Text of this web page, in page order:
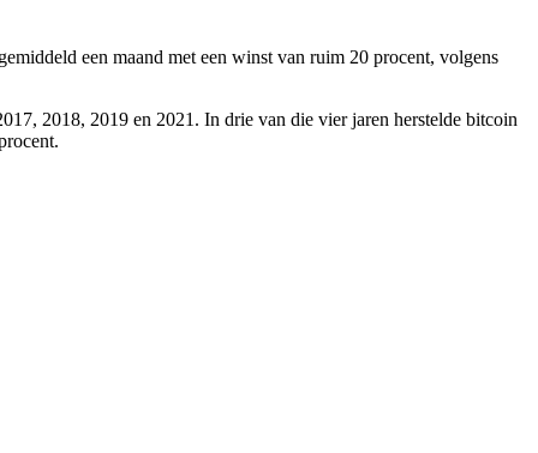
een maand met een winst van ruim 20 procent, volgens
2018, 2019 en 2021. In drie van die vier jaren herstelde bitcoin